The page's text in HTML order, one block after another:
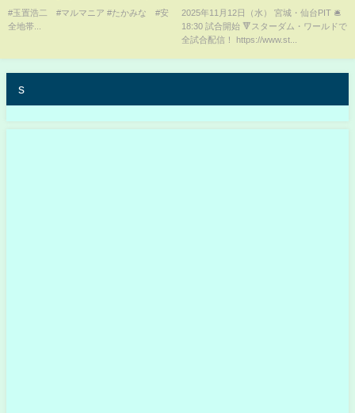
《みなさんチャンネル登録あり
がとうございます✨》
#玉置浩二 #マルマニア #たかみな #安
全地帯...
ターダム ～タッグリーグ戦～ in
SENDAI』宮城・仙台PIT
2025年11月12日（水） 宮城・仙台PIT 🛎️
18:30 試合開始 🔻スターダム・ワールドで
全試合配信！ https://www.st...
s